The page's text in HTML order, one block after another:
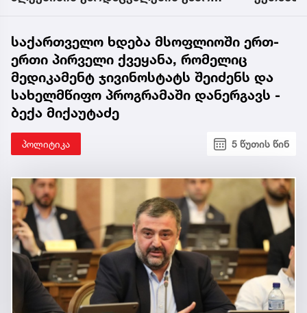
საქართველო ხდება მსოფლიოში ერთ-
ერთი პირველი ქვეყანა, რომელიც
მედიკამენტ ჯივინოსტატს შეიძენს და
სახელმწიფო პროგრამაში დანერგავს -
ბექა მიქაუტაძე
პოლიტიკა 5 წუთის წინ